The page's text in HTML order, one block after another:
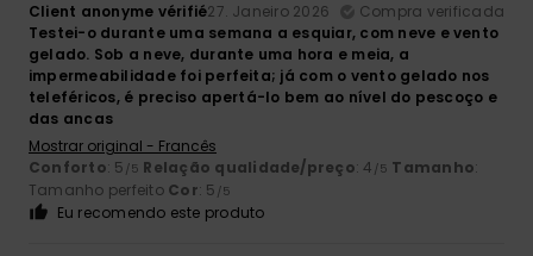
Client anonyme vérifié27. Janeiro 2026
Compra verificada
Testei-o durante uma semana a esquiar, com neve e vento
gelado. Sob a neve, durante uma hora e meia, a
impermeabilidade foi perfeita; já com o vento gelado nos
teleféricos, é preciso apertá-lo bem ao nível do pescoço e
das ancas
Mostrar original - Francês
Conforto: 5 /5 Relação qualidade/preço: 4 /5 Tamanho:
Tamanho perfeito Cor: 5 /5
Eu recomendo este produto